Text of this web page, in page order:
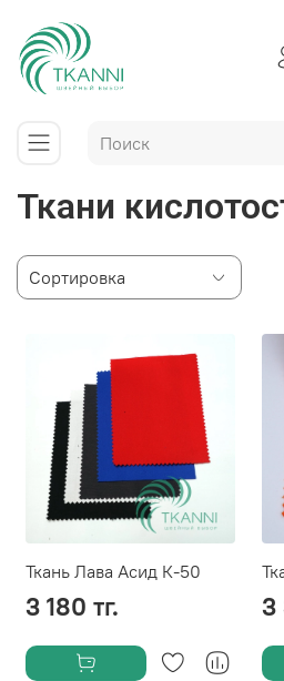
Ткани
Ткань Лава Aсид К-50
3 180 тг. 3